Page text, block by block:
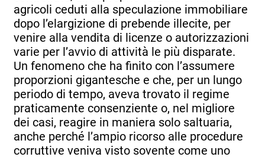
agricoli ceduti alla speculazione immobiliare
dopo l’elargizione di prebende illecite, per
venire alla vendita di licenze o autorizzazioni
varie per l’avvio di attività le più disparate.
Un fenomeno che ha finito con l’assumere
proporzioni gigantesche e che, per un lungo
periodo di tempo, aveva trovato il regime
praticamente consenziente o, nel migliore
dei casi, reagire in maniera solo saltuaria,
anche perché l’ampio ricorso alle procedure
corruttive veniva visto sovente come uno